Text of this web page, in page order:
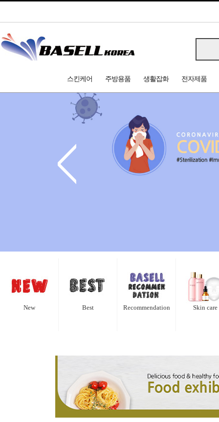
스킨케어 주방용품 생활잡화 전자제품
<
New Best Recommendation Skin care